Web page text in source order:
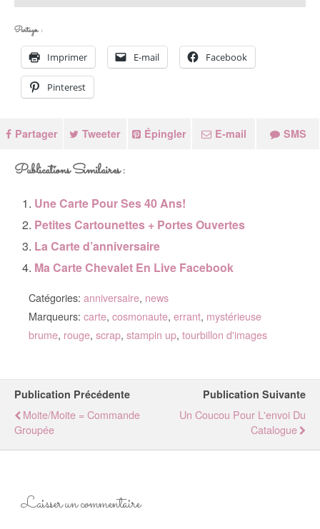
Partager :
Imprimer E-mail Facebook
Pinterest
Partager Tweeter Épingler E-mail SMS
Publications Similaires :
Une Carte Pour Ses 40 Ans!
Petites Cartounettes + Portes Ouvertes
La Carte d’anniversaire
Ma Carte Chevalet En Live Facebook
Catégories: anniversaire, news
Marqueurs: carte, cosmonaute, errant, mystérieuse
brume, rouge, scrap, stampin up, tourbillon d'images
Publication Précédente
Moite/moite = Commande
Groupée
Publication Suivante
Un Coucou Pour L'envoi Du
Catalogue
Laisser un commentaire